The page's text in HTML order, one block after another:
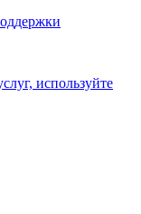
используйте